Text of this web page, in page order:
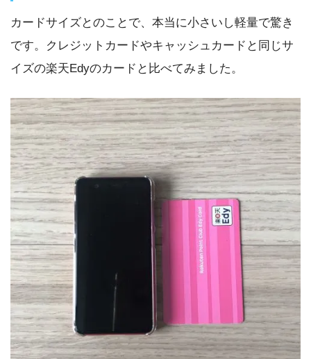
カードサイズとのことで、本当に小さいし軽量で驚き
です。クレジットカードやキャッシュカードと同じサ
イズの楽天Edyのカードと比べてみました。